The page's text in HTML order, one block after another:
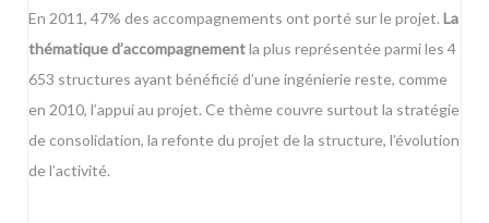
En 2011, 47% des accompagnements ont porté sur le projet. La
thématique d’accompagnementla plus représentée parmi les 4
653 structures ayant bénéficié d’une ingénierie reste, comme
en 2010, l’appui au projet. Ce thème couvre surtout la stratégie
de consolidation, la refonte du projet de la structure, l’évolution
de l’activité.